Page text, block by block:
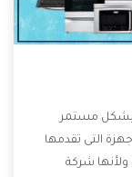
بشكل مستمر
التى تقدمها
ولأنها شركة